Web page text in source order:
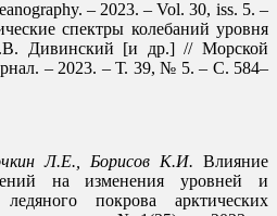
– 2023. – Vol. 30, iss. 5. –
спектры колебаний уровня
Дивинский [и др.] // Морской
– 2023. – Т. 39, № 5. – С. 584–
Л.Е., Борисов К.И. Влияние
на изменения уровней и
покрова арктических